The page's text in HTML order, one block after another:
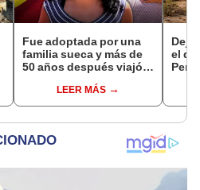
Fue adoptada por una
familia sueca y más de
50 años después viajó a
sus raíces: "Encontré
esa parte faltante"
LEER MÁS
Dejó
el